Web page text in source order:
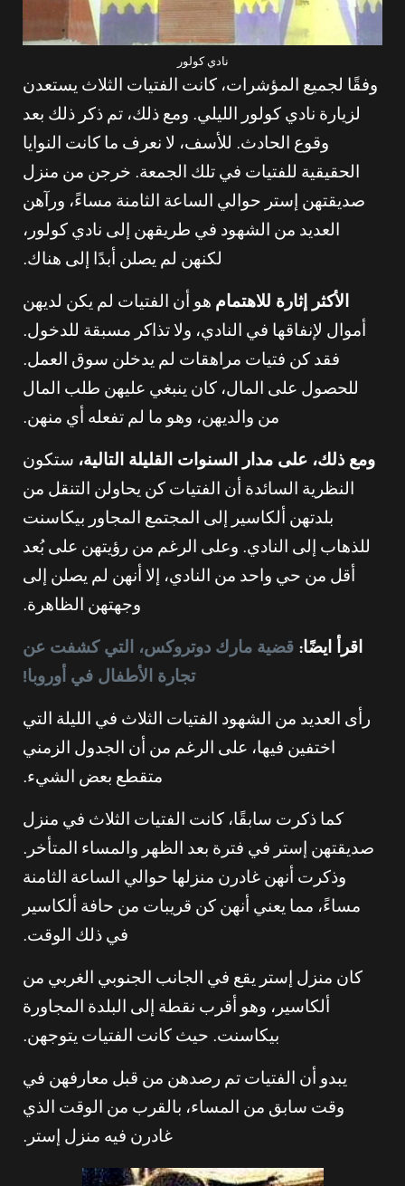
نادي كولور
وفقًا لجميع المؤشرات، كانت الفتيات الثلاث يستعدن
لزيارة نادي كولور الليلي. ومع ذلك، تم ذكر ذلك بعد
وقوع الحادث. للأسف، لا نعرف ما كانت النوايا
الحقيقية للفتيات في تلك الجمعة. خرجن من منزل
صديقتهن إستر حوالي الساعة الثامنة مساءً، ورآهن
العديد من الشهود في طريقهن إلى نادي كولور،
لكنهن لم يصلن أبدًا إلى هناك.
الأكثر إثارة للاهتمام هو أن الفتيات لم يكن لديهن
أموال لإنفاقها في النادي، ولا تذاكر مسبقة للدخول.
فقد كن فتيات مراهقات لم يدخلن سوق العمل.
للحصول على المال، كان ينبغي عليهن طلب المال
من والديهن، وهو ما لم تفعله أي منهن.
ومع ذلك، على مدار السنوات القليلة التالية، ستكون
النظرية السائدة أن الفتيات كن يحاولن التنقل من
بلدتهن ألكاسير إلى المجتمع المجاور بيكاسنت
للذهاب إلى النادي. وعلى الرغم من رؤيتهن على بُعد
أقل من حي واحد من النادي، إلا أنهن لم يصلن إلى
وجهتهن الظاهرة.
اقرأ ايضًا: قضية مارك دوتروكس، التي كشفت عن
تجارة الأطفال في أوروبا!
رأى العديد من الشهود الفتيات الثلاث في الليلة التي
اختفين فيها، على الرغم من أن الجدول الزمني
متقطع بعض الشيء.
كما ذكرت سابقًا، كانت الفتيات الثلاث في منزل
صديقتهن إستر في فترة بعد الظهر والمساء المتأخر.
وذكرت أنهن غادرن منزلها حوالي الساعة الثامنة
مساءً، مما يعني أنهن كن قريبات من حافة ألكاسير
في ذلك الوقت.
كان منزل إستر يقع في الجانب الجنوبي الغربي من
ألكاسير، وهو أقرب نقطة إلى البلدة المجاورة
بيكاسنت. حيث كانت الفتيات يتوجهن.
يبدو أن الفتيات تم رصدهن من قبل معارفهن في
وقت سابق من المساء، بالقرب من الوقت الذي
غادرن فيه منزل إستر.